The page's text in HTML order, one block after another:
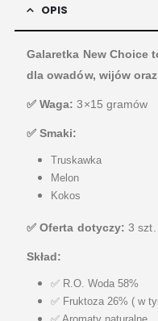
OPIS
Galaretka New Choice
dla owadów, wijów
✅ Waga: 3×15 gramów
✅ Smaki:
Truskawka
Melon
Kokos
✅ Oferta dotyczy: 3 szt.
Skład:
✅ R.O. Woda 58%
✅ Fruktoza 26% ( w